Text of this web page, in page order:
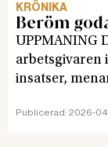
KRÖNIKA
Beröm
UPPMANING
arbetsgivaren
insatser,
skapar goda
Publicerad: 2026-